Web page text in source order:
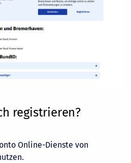
registrieren?
Online-Dienste von